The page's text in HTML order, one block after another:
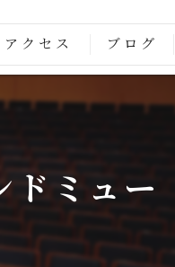
アクセス ブログ
ミュー